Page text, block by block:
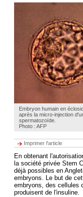
Embryon humain en
après la micro-injection
spermatozoïde.
Photo : AFP
Imprimer l'article
En obtenant
la société privée Stem
déjà possibles en
embryons. Le but de
embryons, des cellules
produisent de l'insuline.